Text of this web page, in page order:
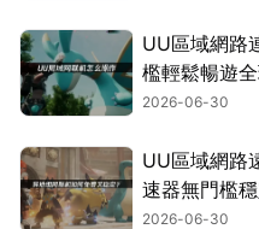
UU區域網路
檻輕鬆暢遊
2026-06-30
UU區域網路
速器無門檻
2026-06-30